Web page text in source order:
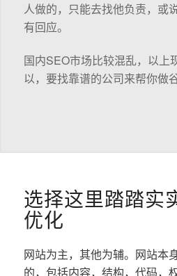
人做的，只能去找他负责，或
有回应。
国内SEO市场比较混乱，以上
以，要找靠谱的公司来帮你做
选择这里踏踏实
优化
网站为主，其他为辅。网站本
的，包括内容，结构，代码，